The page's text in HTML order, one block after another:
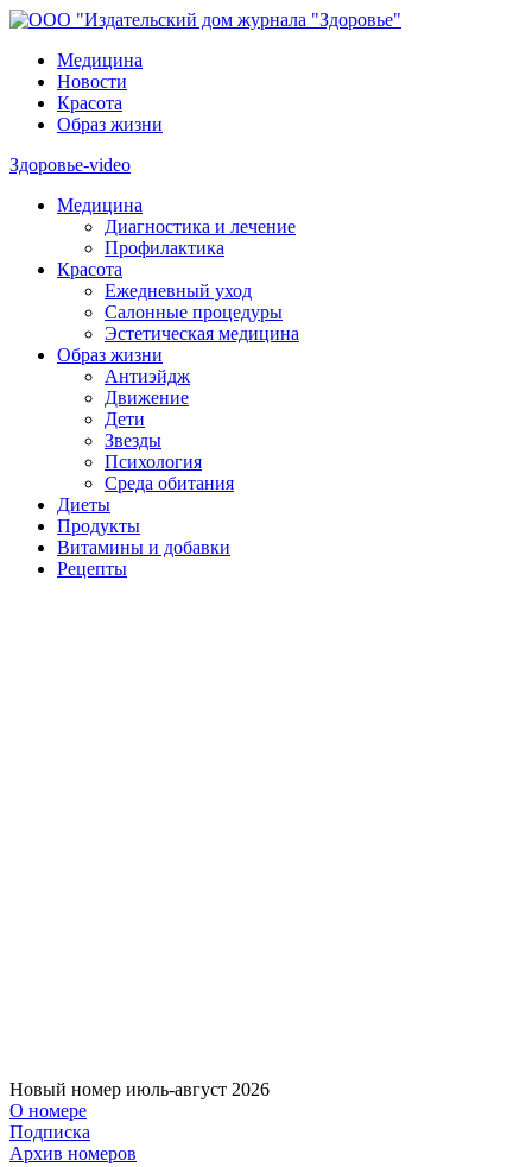
Медицина
Новости
Красота
Образ жизни
Здоровье-video
Медицина
Диагностика и лечение
Профилактика
Красота
Ежедневный уход
Салонные процедуры
Эстетическая медицина
Образ жизни
Антиэйдж
Движение
Дети
Звезды
Психология
Среда обитания
Диеты
Продукты
Витамины и добавки
Рецепты
Новый номер июль-август 2026
О номере
Подписка
Архив номеров